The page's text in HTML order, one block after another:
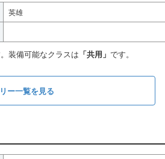
英雄
装備可能なクラスは 「共用」 です。
ー一覧を見る